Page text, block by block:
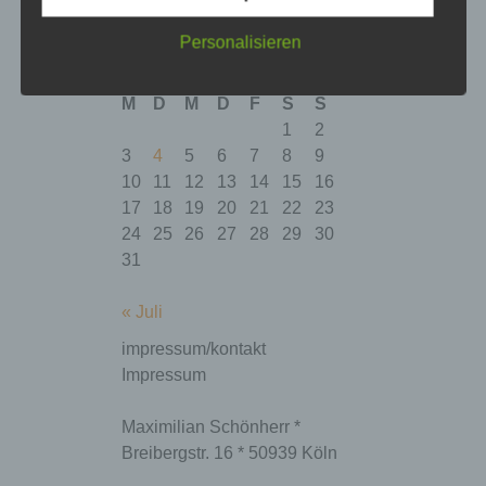
suche | search
Suchen
M
D M D F S
S
1
2
3
4 5 6 7 8
9
10
11 12 13 14 15
16
17
18 19 20 21 22
23
24
25 26 27 28 29
30
31
« Juli
impressum/kontakt
Impressum
Maximilian Schönherr *
Breibergstr. 16 * 50939 Köln
Personalisieren